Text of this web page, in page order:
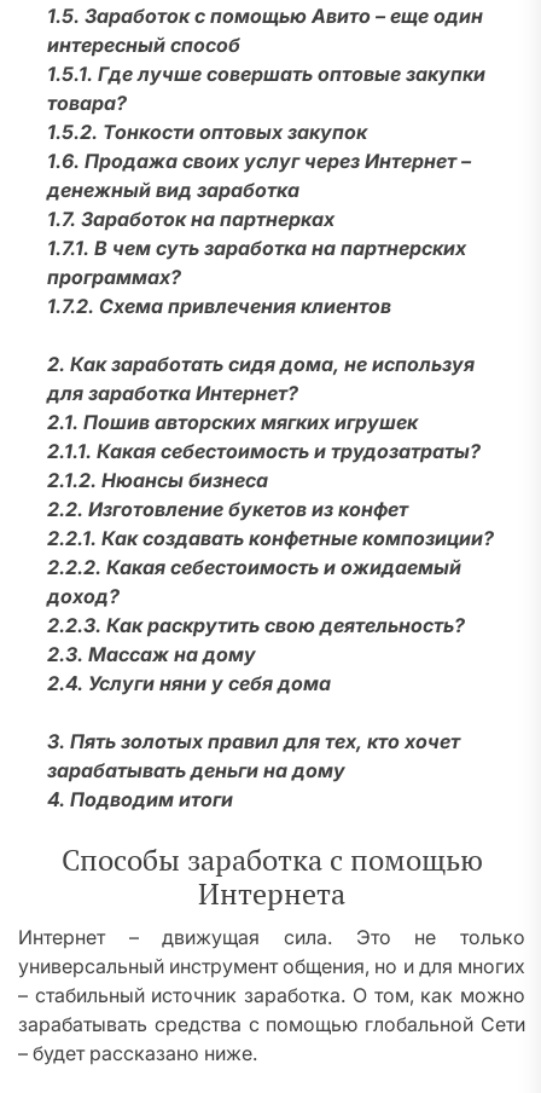
1.5. Заработок с помощью Авито – еще один
интересный способ
1.5.1. Где лучше совершать оптовые закупки
товара?
1.5.2. Тонкости оптовых закупок
1.6. Продажа своих услуг через Интернет –
денежный вид заработка
1.7. Заработок на партнерках
1.7.1. В чем суть заработка на партнерских
программах?
1.7.2. Схема привлечения клиентов
2. Как заработать сидя дома, не используя
для заработка Интернет?
2.1. Пошив авторских мягких игрушек
2.1.1. Какая себестоимость и трудозатраты?
2.1.2. Нюансы бизнеса
2.2. Изготовление букетов из конфет
2.2.1. Как создавать конфетные композиции?
2.2.2. Какая себестоимость и ожидаемый
доход?
2.2.3. Как раскрутить свою деятельность?
2.3. Массаж на дому
2.4. Услуги няни у себя дома
3. Пять золотых правил для тех, кто хочет
зарабатывать деньги на дому
4. Подводим итоги
Способы заработка с помощью
Интернета
Интернет – движущая сила. Это не только
универсальный инструмент общения, но и для многих
– стабильный источник заработка. О том, как можно
зарабатывать средства с помощью глобальной Сети
– будет рассказано ниже.